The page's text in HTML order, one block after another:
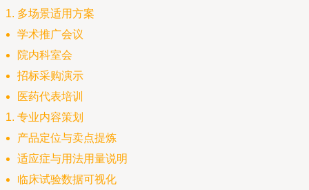
多场景适用方案
学术推广会议
院内科室会
招标采购演示
医药代表培训
专业内容策划
产品定位与卖点提炼
适应症与用法用量说明
临床试验数据可视化